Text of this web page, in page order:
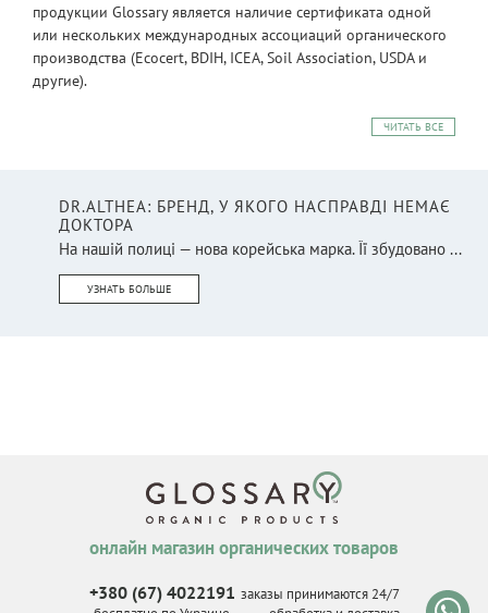
продукции Glossary является наличие сертификата одной
или нескольких международных ассоциаций органического
производства (Ecocert, BDIH, ICEA, Soil Association, USDA и
другие).
ЧИТАТЬ ВСЕ
DR.ALTHEA: БРЕНД, У ЯКОГО НАСПРАВДІ НЕМАЄ
ДОКТОРА
На нашій полиці — нова корейська марка. Її збудовано ...
УЗНАТЬ БОЛЬШЕ
онлайн магазин органических товаров
+380 (67) 4022191 заказы принимаются 24/7